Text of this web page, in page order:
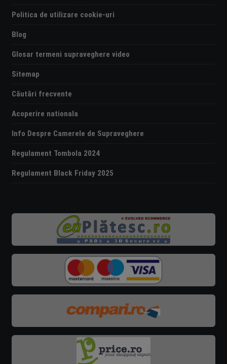
Politica de utilizare cookie-uri
Blog
Glosar termeni supraveghere video
Sitemap
Căutări frecvente
Acoperire nationala
Info Despre Camerele de Supraveghere
Regulament Tombola 2024
Regulament Black Friday 2025